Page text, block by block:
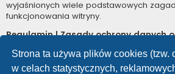
Strona ta używa plików cookies (tzw.
w celach statystycznych,
wyjaśnionych wiele podstawowych
funkcjonowania witryny.
Regulamin|Zasady ochrony danych
Zarejestruj się